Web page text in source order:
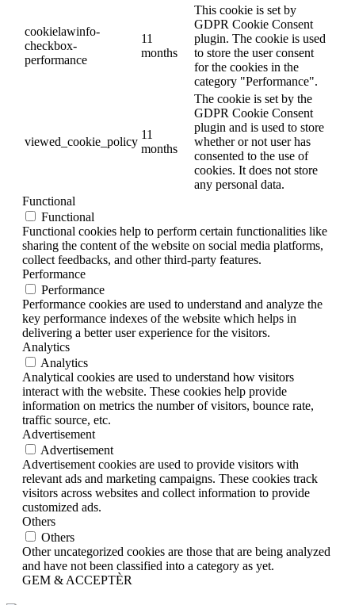
cookielawinfo-
checkbox-
performance
11
months
This cookie is set by
GDPR Cookie Consent
plugin. The cookie is used
to store the user consent
for the cookies in the
category "Performance".
viewed_cookie_policy
11
months
The cookie is set by the
GDPR Cookie Consent
plugin and is used to store
whether or not user has
consented to the use of
cookies. It does not store
any personal data.
Functional
Functional
Functional cookies help to perform certain functionalities like
sharing the content of the website on social media platforms,
collect feedbacks, and other third-party features.
Performance
Performance
Performance cookies are used to understand and analyze the
key performance indexes of the website which helps in
delivering a better user experience for the visitors.
Analytics
Analytics
Analytical cookies are used to understand how visitors
interact with the website. These cookies help provide
information on metrics the number of visitors, bounce rate,
traffic source, etc.
Advertisement
Advertisement
Advertisement cookies are used to provide visitors with
relevant ads and marketing campaigns. These cookies track
visitors across websites and collect information to provide
customized ads.
Others
Others
Other uncategorized cookies are those that are being analyzed
and have not been classified into a category as yet.
GEM & ACCEPTÈR